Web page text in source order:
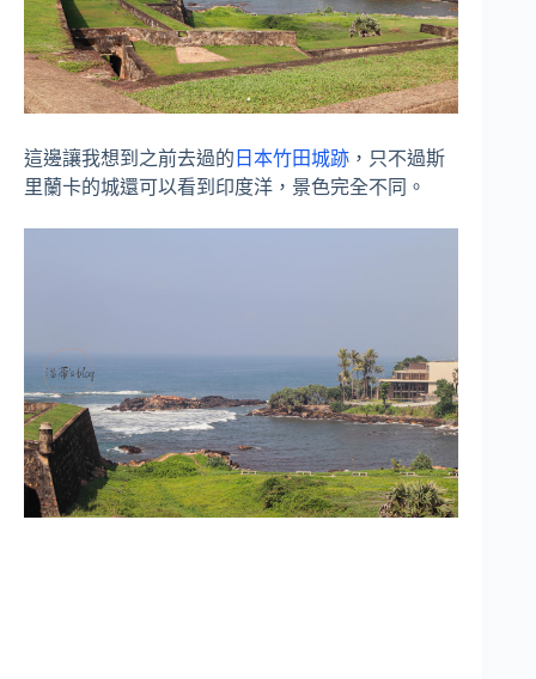
這邊讓我想到之前去過的 日本竹田城跡 ，只不過斯
里蘭卡的城還可以看到印度洋，景色完全不同。